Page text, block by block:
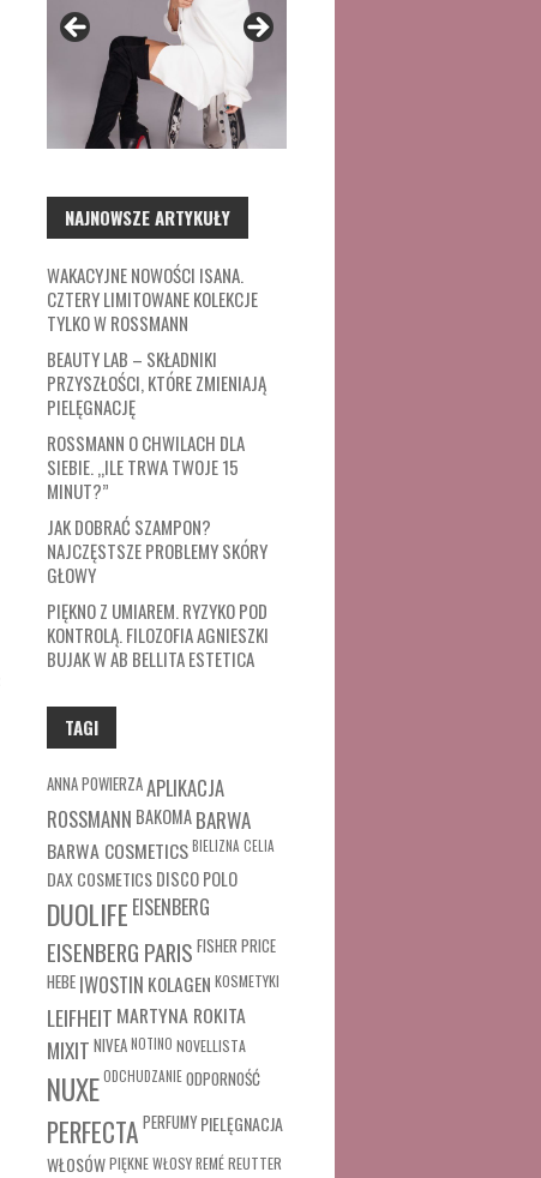
NAJNOWSZE ARTYKUŁY
WAKACYJNE NOWOŚCI ISANA.
CZTERY LIMITOWANE KOLEKCJE
TYLKO W ROSSMANN
BEAUTY LAB – SKŁADNIKI
PRZYSZŁOŚCI, KTÓRE ZMIENIAJĄ
PIELĘGNACJĘ
ROSSMANN O CHWILACH DLA
SIEBIE. „ILE TRWA TWOJE 15
MINUT?”
JAK DOBRAĆ SZAMPON?
NAJCZĘSTSZE PROBLEMY SKÓRY
GŁOWY
PIĘKNO Z UMIAREM. RYZYKO POD
KONTROLĄ. FILOZOFIA AGNIESZKI
BUJAK W AB BELLITA ESTETICA
TAGI
ANNA POWIERZAAPLIKACJA
ROSSMANN BAKOMABARWA
BARWA COSMETICSBIELIZNA CELIA
DAX COSMETICSDISCO POLO
DUOLIFE EISENBERG
EISENBERG PARIS FISHER PRICE
HEBE IWOSTIN KOLAGEN KOSMETYKI
LEIFHEIT MARTYNA ROKITA
MIXIT NIVEANOTINO NOVELLISTA
NUXEODCHUDZANIEODPORNOŚĆ
PERFECTA PERFUMY PIELĘGNACJA
WŁOSÓWPIĘKNE WŁOSYREMÉREUTTER